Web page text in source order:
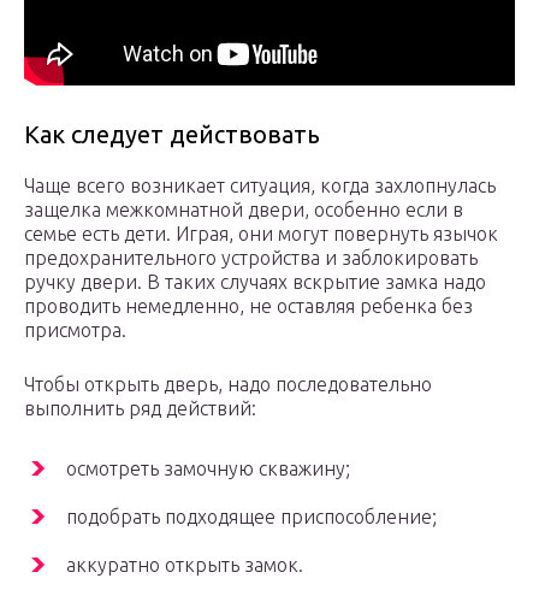
Как следует действовать
Чаще всего возникает ситуация, когда захлопнулась
защелка межкомнатной двери, особенно если в
семье есть дети. Играя, они могут повернуть язычок
предохранительного устройства и заблокировать
ручку двери. В таких случаях вскрытие замка надо
проводить немедленно, не оставляя ребенка без
присмотра.
Чтобы открыть дверь, надо последовательно
выполнить ряд действий:
осмотреть замочную скважину;
подобрать подходящее приспособление;
аккуратно открыть замок.